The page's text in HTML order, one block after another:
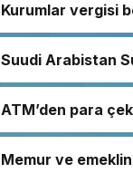
Kurumlar vergisi
Suudi Arabistan
ATM’den para
Memur ve